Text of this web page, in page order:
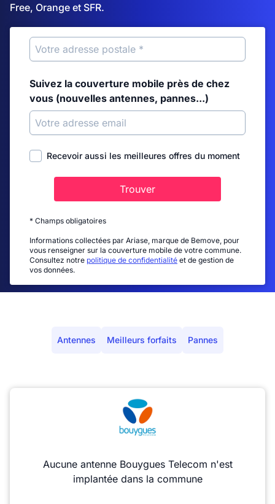
Free, Orange et SFR.
Suivez la couverture mobile près de chez
vous (nouvelles antennes, pannes...)
Recevoir aussi les meilleures offres du moment
Trouver
* Champs obligatoires
Informations collectées par Ariase, marque de Bemove, pour
vous renseigner sur la couverture mobile de votre commune.
Consultez notre politique de confidentialité et de gestion de
vos données.
Antennes Meilleurs forfaits Pannes
Aucune antenne Bouygues Telecom n'est
implantée dans la commune